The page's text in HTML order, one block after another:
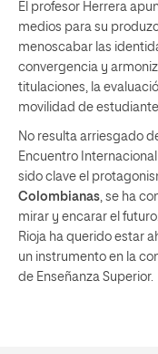
El profesor Herrera
medios para su
menoscabar las
convergencia y
titulaciones, la
movilidad de
No resulta arriesgado
Encuentro
sido clave el
Colombianas, se ha
mirar y encarar el
Rioja ha querido estar
un instrumento en la
de Enseñanza Superior.